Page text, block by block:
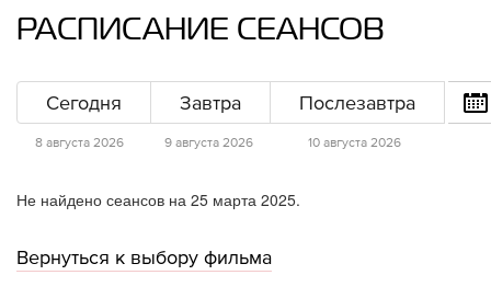
РАСПИСАНИЕ СЕАНСОВ
Сегодня
8 августа 2026
Завтра
9 августа 2026
Послезавтра
10 августа 2026
Не найдено сеансов на 25 марта 2025.
Вернуться к выбору фильма